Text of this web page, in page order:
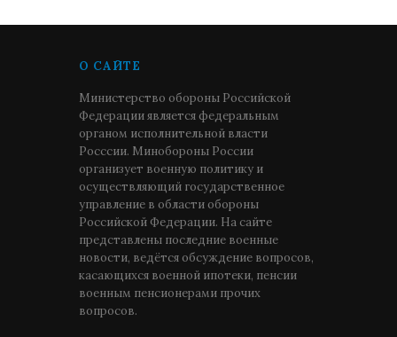
О САЙТЕ
Министерство обороны Российской
Федерации является федеральным
органом исполнительной власти
Росссии. Минобороны России
организует военную политику и
осуществляющий государственное
управление в области обороны
Российской Федерации. На сайте
представлены последние военные
новости, ведётся обсуждение вопросов,
касающихся военной ипотеки, пенсии
военным пенсионерами прочих
вопросов.